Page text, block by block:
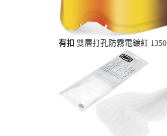
有扣 雙層打孔防霧電鍍紅 1350